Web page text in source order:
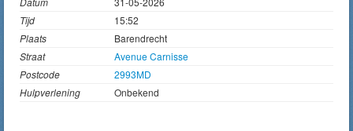
Tijd
15:52
Plaats
Barendrecht
Straat
Avenue Carnisse
Postcode
2993MD
Hulpverlening
Onbekend